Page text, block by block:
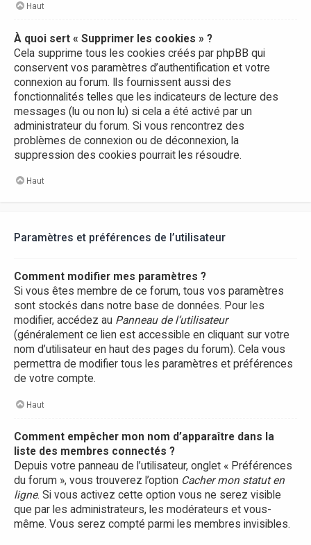
Haut
À quoi sert « Supprimer les cookies » ?
Cela supprime tous les cookies créés par phpBB qui
conservent vos paramètres d’authentification et votre
connexion au forum. Ils fournissent aussi des
fonctionnalités telles que les indicateurs de lecture des
messages (lu ou non lu) si cela a été activé par un
administrateur du forum. Si vous rencontrez des
problèmes de connexion ou de déconnexion, la
suppression des cookies pourrait les résoudre.
Haut
Paramètres et préférences de l’utilisateur
Comment modifier mes paramètres ?
Si vous êtes membre de ce forum, tous vos paramètres
sont stockés dans notre base de données. Pour les
modifier, accédez au Panneau de l’utilisateur
(généralement ce lien est accessible en cliquant sur votre
nom d’utilisateur en haut des pages du forum). Cela vous
permettra de modifier tous les paramètres et préférences
de votre compte.
Haut
Comment empêcher mon nom d’apparaître dans la
liste des membres connectés ?
Depuis votre panneau de l’utilisateur, onglet « Préférences
du forum », vous trouverez l’option Cacher mon statut en
ligne. Si vous activez cette option vous ne serez visible
que par les administrateurs, les modérateurs et vous-
même. Vous serez compté parmi les membres invisibles.